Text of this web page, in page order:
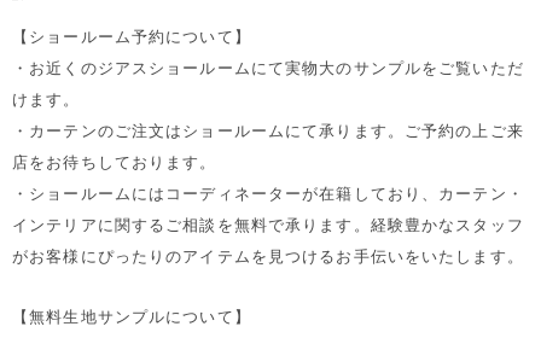
【ショールーム予約について】
・お近くのジアスショールームにて実物大のサンプルをご覧いただ
けます。
・カーテンのご注文はショールームにて承ります。ご予約の上ご来
店をお待ちしております。
・ショールームにはコーディネーターが在籍しており、カーテン・
インテリアに関するご相談を無料で承ります。経験豊かなスタッフ
がお客様にぴったりのアイテムを見つけるお手伝いをいたします。
【無料生地サンプルについて】